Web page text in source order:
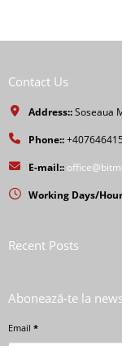
Contact Us
Address::Soseaua
Phone::
E-mail::
Working Days/
Recent Posts
Abonează-te la
Email *